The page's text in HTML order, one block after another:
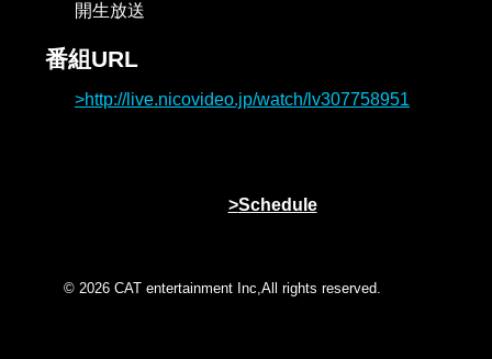
開生放送
番組URL
http://live.nicovideo.jp/watch/lv307758951
Schedule
© 2026 CAT entertainment Inc,All rights reserved.